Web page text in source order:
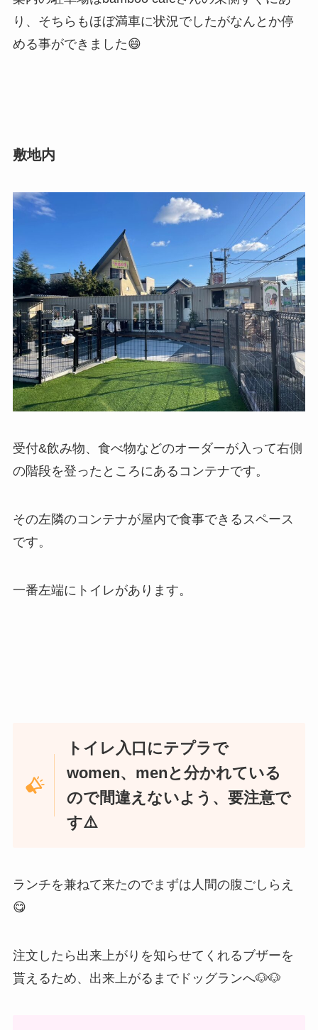
り、そちらもほぼ満車に状況でしたがなんとか停
める事ができました😄
敷地内
受付&飲み物、食べ物などのオーダーが入って右側
の階段を登ったところにあるコンテナです。
その左隣のコンテナが屋内で食事できるスペース
です。
一番左端にトイレがあります。
トイレ入口にテプラで
women、menと分かれている
ので間違えないよう、要注意で
す⚠️
ランチを兼ねて来たのでまずは人間の腹ごしらえ
😋
注文したら出来上がりを知らせてくれるブザーを
貰えるため、出来上がるまでドッグランへ🐶🐶